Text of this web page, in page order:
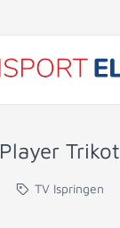
Player Trikot
TV Ispringen